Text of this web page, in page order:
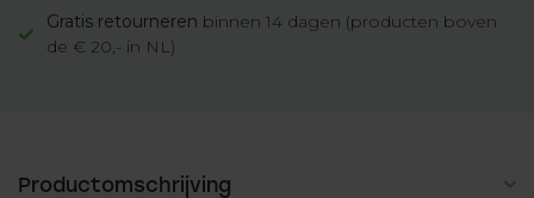
Gratis retourneren binnen 14 dagen (producten boven
de € 20,- in NL)
Productomschrijving